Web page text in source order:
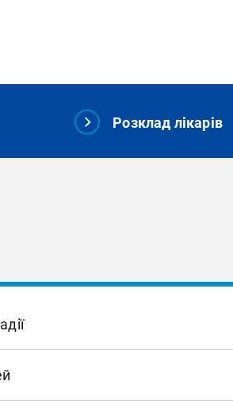
Розклад лікарів
й індивідуальний підбір
або хірургічного лікування з метою